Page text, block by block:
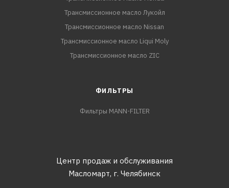
Трансмиссионное масло Лукойл
Трансмиссионное масло Nissan
Трансмиссионное масло Liqui Moly
Трансмиссионное масло ZIC
ФИЛЬТРЫ
Фильтры MANN-FILTER
Центр продаж и обслуживания
Масломарт, г. Челябинск